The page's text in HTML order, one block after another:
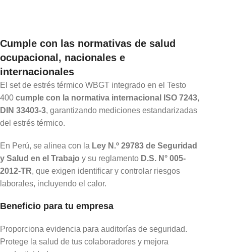
Cumple con las normativas de salud
ocupacional, nacionales e
internacionales
El set de estrés térmico WBGT integrado en el Testo
400 cumple con la normativa internacional ISO 7243,
DIN 33403-3, garantizando mediciones estandarizadas
del estrés térmico.
En Perú, se alinea con la Ley N.º 29783 de Seguridad
y Salud en el Trabajo y su reglamento D.S. N° 005-
2012-TR, que exigen identificar y controlar riesgos
laborales, incluyendo el calor.
Beneficio para tu empresa
Proporciona evidencia para auditorías de seguridad.
Protege la salud de tus colaboradores y mejora